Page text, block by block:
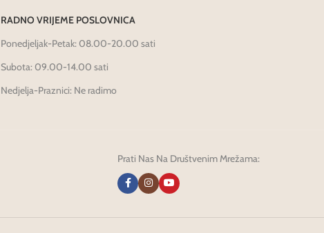
RADNO VRIJEME POSLOVNICA
Ponedjeljak-Petak: 08.00-20.00 sati
Subota: 09.00-14.00 sati
Nedjelja-Praznici: Ne radimo
Prati Nas Na Društvenim Mrežama: